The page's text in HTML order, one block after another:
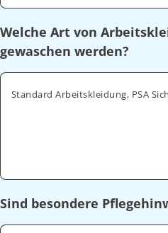
Welche Art von
gewaschen werden?
Sind besondere